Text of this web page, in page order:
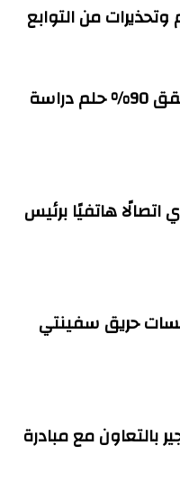
من التوابع
تنسيق الجامعات 2026.. هل يحقق 90% حلم دراسة
هاتفيًا برئيس
حريق سفينتي
بالتعاون مع مبادرة